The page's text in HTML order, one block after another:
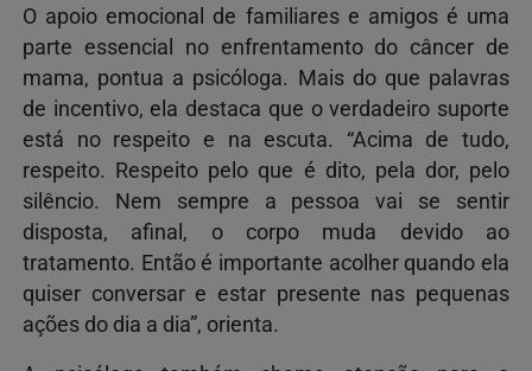
O apoio emocional de familiares e amigos é uma
parte essencial no enfrentamento do câncer de
mama, pontua a psicóloga. Mais do que palavras
de incentivo, ela destaca que o verdadeiro suporte
está no respeito e na escuta. “Acima de tudo,
respeito. Respeito pelo que é dito, pela dor, pelo
silêncio. Nem sempre a pessoa vai se sentir
disposta, afinal, o corpo muda devido ao
tratamento. Então é importante acolher quando ela
quiser conversar e estar presente nas pequenas
ações do dia a dia”, orienta.